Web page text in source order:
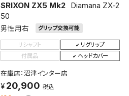
SRIXON ZX5 Mk2
Diamana ZX-2
50
男性用右 グリップ交換可能
リシャフト
リグリップ
付属品
ヘッドカバー
在庫店：沼津インター店
20,900 税込